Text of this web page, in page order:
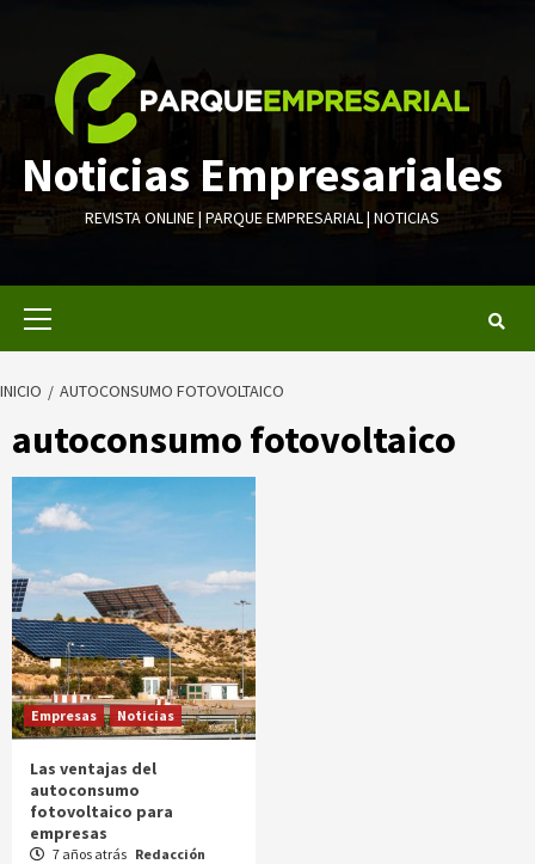
contenido
Noticias Empresariales
REVISTA ONLINE | PARQUE EMPRESARIAL | NOTICIAS
INICIO AUTOCONSUMO FOTOVOLTAICO
autoconsumo fotovoltaico
Empresas Noticias
Las ventajas del
autoconsumo
fotovoltaico para
empresas
7 años atrás Redacción